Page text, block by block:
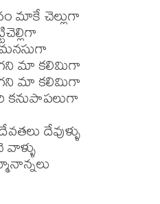
మాకే చెల్లుగా
మా కలిమిగా
మా కలిమిగా
కనుపాపలుగా
దేవుళ్ళు
వాళ్ళు